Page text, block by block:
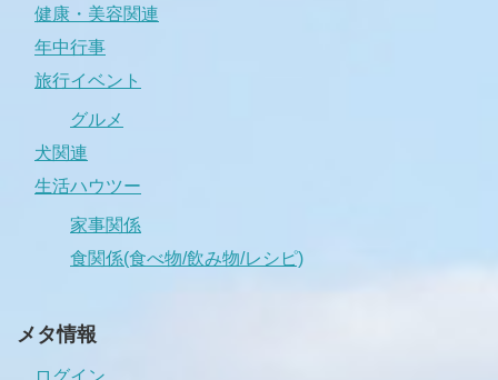
健康・美容関連
年中行事
旅行イベント
グルメ
犬関連
生活ハウツー
家事関係
食関係(食べ物/飲み物/レシピ)
メタ情報